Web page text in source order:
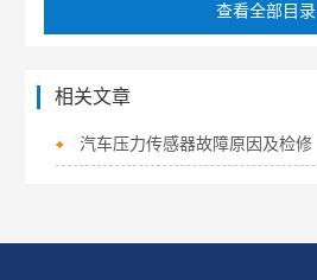
查看全部目录
相关文章
汽车压力传感器故障原因及检修